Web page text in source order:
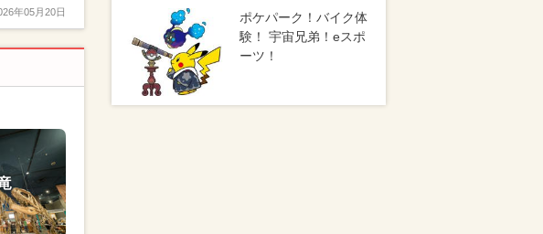
年05月20日
ポケパーク！バイク体
験！ 宇宙兄弟！eスポ
ーツ！